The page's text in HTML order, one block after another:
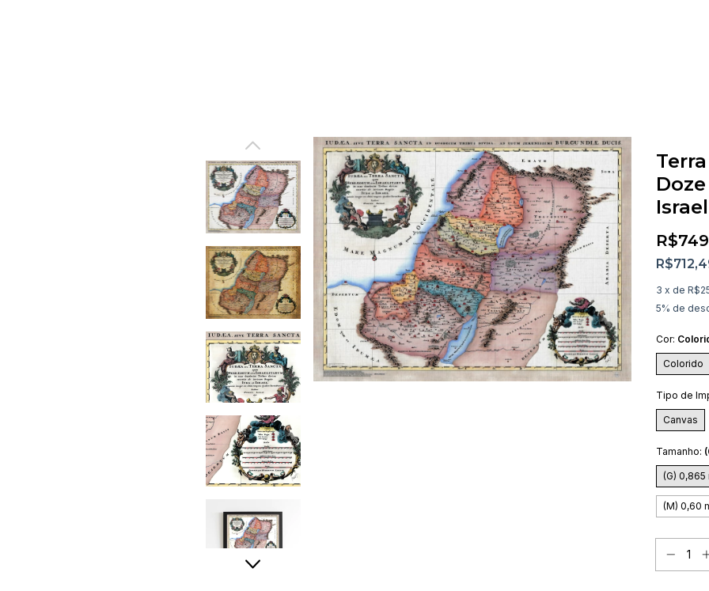
Israel
3 x de
5% de
Cor:
Colorido
Tipo de
Canvas
Tamanho:
(G) 0,865
(M) 0,60